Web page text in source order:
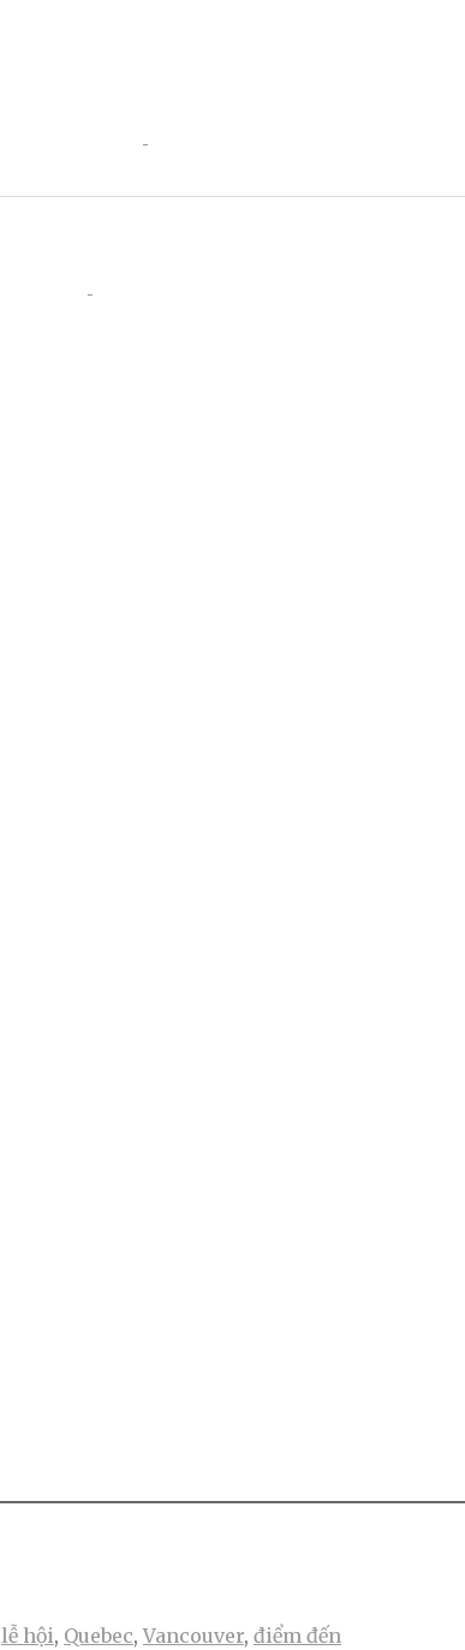
lễ hội, Quebec,Vancouver, điểm đến